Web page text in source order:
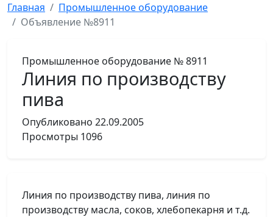
Главная
Промышленное оборудование
Объявление №8911
Промышленное оборудование № 8911
Линия по производству
пива
Опубликовано 22.09.2005
Просмотры 1096
Линия по производству пива, линия по
производству масла, соков, хлебопекарня и т.д.